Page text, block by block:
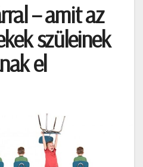
– amit az
szüleinek
el